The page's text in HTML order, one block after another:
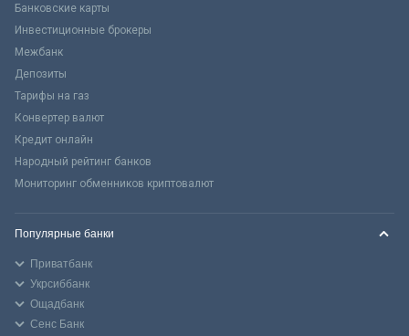
Банковские карты
Инвестиционные брокеры
Межбанк
Депозиты
Тарифы на газ
Конвертер валют
Кредит онлайн
Народный рейтинг банков
Мониторинг обменников криптовалют
Популярные банки
Приватбанк
Укрсиббанк
Ощадбанк
Сенс Банк